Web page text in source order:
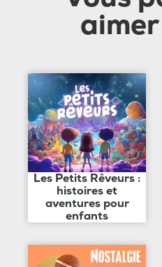
Les Petits Rêveurs :
histoires et
aventures pour
enfants